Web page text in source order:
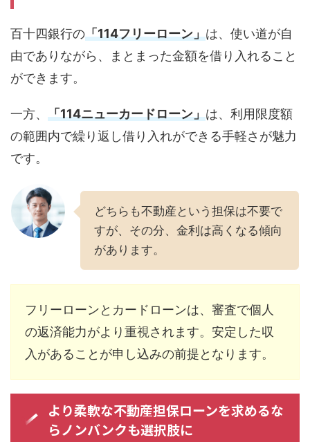
百十四銀行の「114フリーローン」は、使い道が自
由でありながら、まとまった金額を借り入れること
ができます。
一方、 「114ニューカードローン」は、利用限度額
の範囲内で繰り返し借り入れができる手軽さが魅力
です。
どちらも不動産という担保は不要で
すが、その分、金利は高くなる傾向
があります。
フリーローンとカードローンは、審査で個人
の返済能力がより重視されます。安定した収
入があることが申し込みの前提となります。
より柔軟な不動産担保ローンを求めるな
らノンバンクも選択肢に